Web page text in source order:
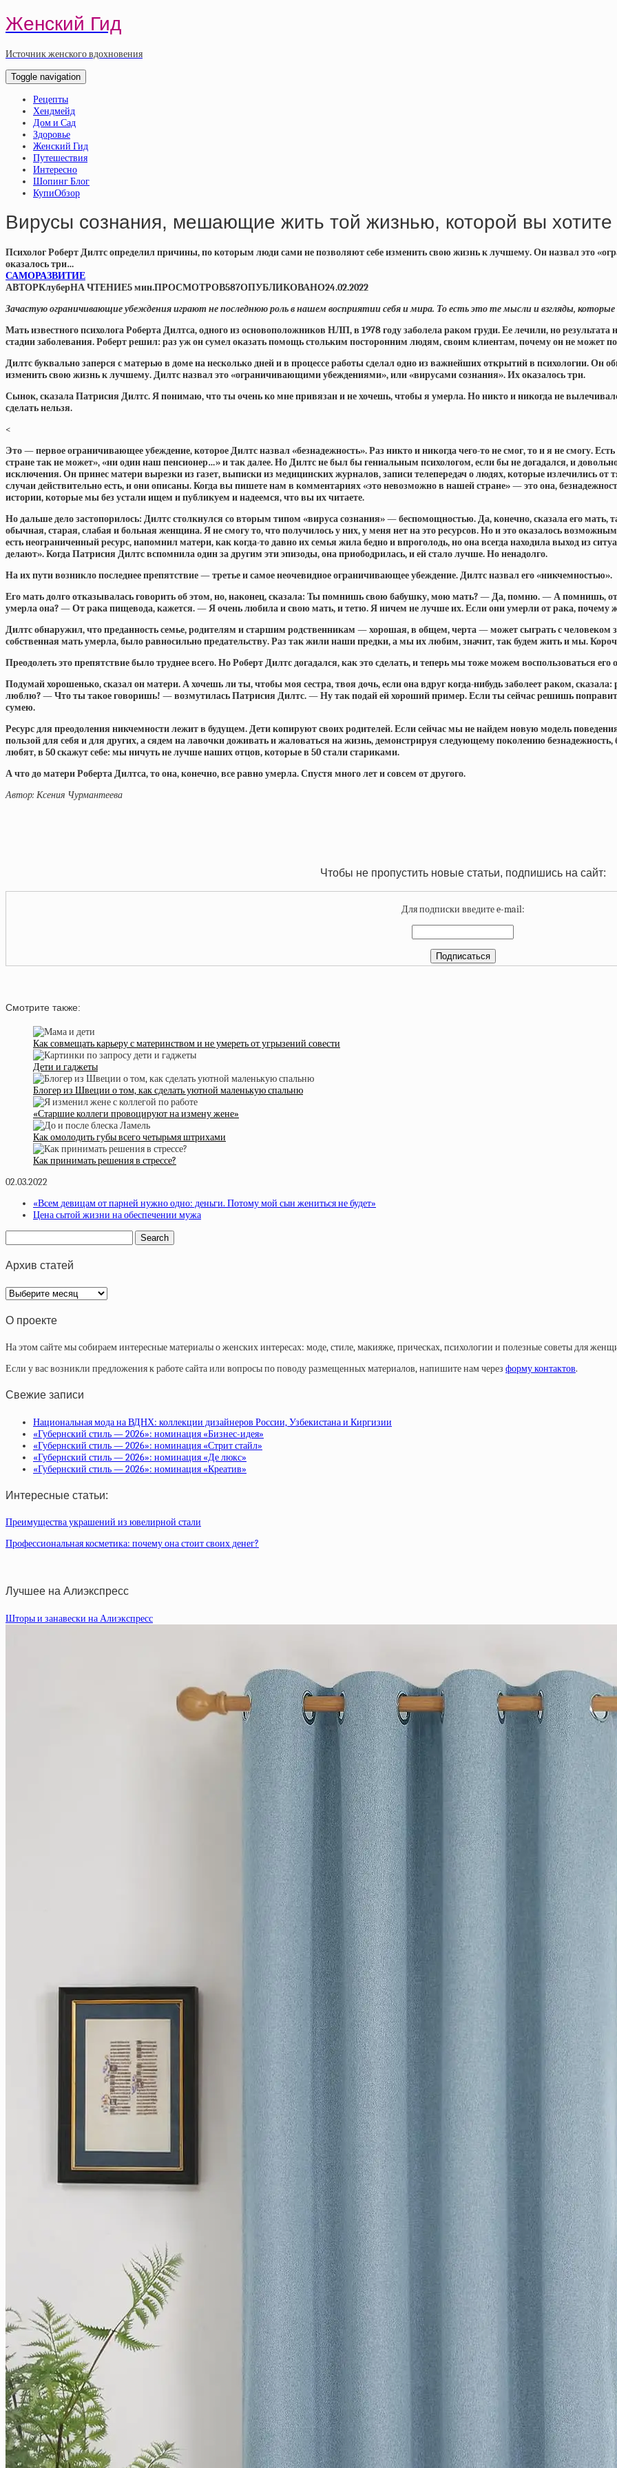
Женский Гид
Источник женского вдохновения
Toggle navigation
Рецепты
Хендмейд
Дом и Сад
Здоровье
Женский Гид
Путешествия
Интересно
Шопинг Блог
КупиОбзор
Вирусы сознания, мешающие жить той жизнью, которой вы хотите
Психолог Роберт Дилтс определил причины, по которым люди сами не позволяют себе изменить свою жизнь к лучшему. Он назвал это
оказалось три…
САМОРАЗВИТИЕ
АВТОРКлуберНА ЧТЕНИЕ5 мин.ПРОСМОТРОВ587ОПУБЛИКОВАНО24.02.2022
Зачастую ограничивающие убеждения играют не последнюю роль в нашем восприятии себя и мира. То есть это те мысли и взгляды,
Мать известного психолога Роберта Дилтса, одного из основоположников НЛП, в 1978 году заболела раком груди. Ее лечили, но
стадии заболевания. Роберт решил: раз уж он сумел оказать помощь стольким посторонним людям, своим клиентам, почему он не может
Дилтс буквально заперся с матерью в доме на несколько дней и в процессе работы сделал одно из важнейших открытий в психологии.
изменить свою жизнь к лучшему. Дилтс назвал это «ограничивающими убеждениями», или «вирусами сознания». Их оказалось три.
Сынок, сказала Патрисия Дилтс. Я понимаю, что ты очень ко мне привязан и не хочешь, чтобы я умерла. Но никто и никогда не
сделать нельзя.
<
Это — первое ограничивающее убеждение, которое Дилтс назвал «безнадежность». Раз никто и никогда чего-то не смог, то и я не смогу.
стране так не может», «ни один наш пенсионер…» и так далее. Но Дилтс не был бы гениальным психологом, если бы не догадался, и
исключения. Он принес матери вырезки из газет, выписки из медицинских журналов, записи телепередач о людях, которые излечились
случаи действительно есть, и они описаны. Когда вы пишете нам в комментариях «это невозможно в нашей стране» — это она,
истории, которые мы без устали ищем и публикуем и надеемся, что вы их читаете.
Но дальше дело застопорилось: Дилтс столкнулся со вторым типом «вируса сознания» — беспомощностью. Да, конечно, сказала его
обычная, старая, слабая и больная женщина. Я не смогу то, что получилось у них, у меня нет на это ресурсов. Но и это оказалось
есть неограниченный ресурс, напомнил матери, как когда-то давно их семья жила бедно и впроголодь, но она всегда находила выход из
делают». Когда Патрисия Дилтс вспомнила один за другим эти эпизоды, она приободрилась, и ей стало лучше. Но ненадолго.
На их пути возникло последнее препятствие — третье и самое неочевидное ограничивающее убеждение. Дилтс назвал его «никчемностью».
Его мать долго отказывалась говорить об этом, но, наконец, сказала: Ты помнишь свою бабушку, мою мать? — Да, помню. — А помнишь, от
умерла она? — От рака пищевода, кажется. — Я очень любила и свою мать, и тетю. Я ничем не лучше их. Если они умерли от рака, почему
Дилтс обнаружил, что преданность семье, родителям и старшим родственникам — хорошая, в общем, черта — может сыграть с человеком
собственная мать умерла, было равносильно предательству. Раз так жили наши предки, а мы их любим, значит, так будем жить и мы.
Преодолеть это препятствие было труднее всего. Но Роберт Дилтс догадался, как это сделать, и теперь мы тоже можем воспользоваться
Подумай хорошенько, сказал он матери. А хочешь ли ты, чтобы моя сестра, твоя дочь, если она вдруг когда-нибудь заболеет раком,
люблю? — Что ты такое говоришь! — возмутилась Патрисия Дилтс. — Ну так подай ей хороший пример. Если ты сейчас решишь
сумею.
Ресурс для преодоления никчемности лежит в будущем. Дети копируют своих родителей. Если сейчас мы не найдем новую модель
пользой для себя и для других, а сядем на лавочки доживать и жаловаться на жизнь, демонстрируя следующему поколению
любят, в 50 скажут себе: мы ничуть не лучше наших отцов, которые в 50 стали стариками.
А что до матери Роберта Дилтса, то она, конечно, все равно умерла. Спустя много лет и совсем от другого.
Автор: Ксения Чурмантеева
Чтобы не пропустить новые статьи, подпишись на сайт:
Для подписки введите e-mail:
Смотрите также:
Как совмещать карьеру с материнством и не умереть от угрызений совести
Дети и гаджеты
Блогер из Швеции о том, как сделать уютной маленькую спальню
«Старшие коллеги провоцируют на измену жене»
Как омолодить губы всего четырьмя штрихами
Как принимать решения в стрессе?
02.03.2022
«Всем девицам от парней нужно одно: деньги. Потому мой сын жениться не будет»
Цена сытой жизни на обеспечении мужа
Архив статей
Архив
статей
О проекте
На этом сайте мы собираем интересные материалы о женских интересах: моде, стиле, макияже, прическах, психологии и полезные советы для
Если у вас возникли предложения к работе сайта или вопросы по поводу размещенных материалов, напишите нам через форму контактов.
Свежие записи
Национальная мода на ВДНХ: коллекции дизайнеров России, Узбекистана и Киргизии
«Губернский стиль — 2026»: номинация «Бизнес-идея»
«Губернский стиль — 2026»: номинация «Стрит стайл»
«Губернский стиль — 2026»: номинация «Де люкс»
«Губернский стиль — 2026»: номинация «Креатив»
Интересные статьи:
Преимущества украшений из ювелирной стали
Профессиональная косметика: почему она стоит своих денег?
Лучшее на Алиэкспресс
Шторы и занавески на Алиэкспресс